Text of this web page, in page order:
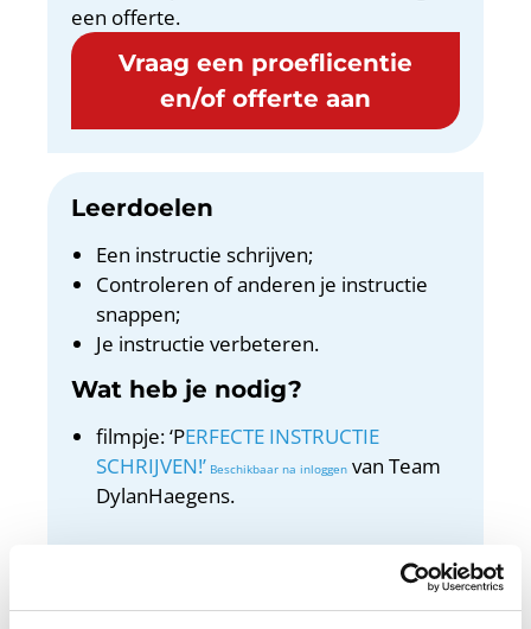
een offerte.
Vraag een proeflicentie
en/of offerte aan
Leerdoelen
Een instructie schrijven;
Controleren of anderen je instructie
snappen;
Je instructie verbeteren.
Wat heb je nodig?
filmpje: ‘PERFECTE INSTRUCTIE
SCHRIJVEN!’
van Team
DylanHaegens.